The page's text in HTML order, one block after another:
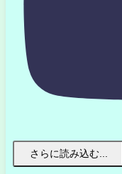
さらに読み込む...